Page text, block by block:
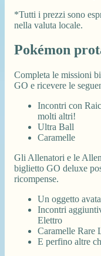
*Tutti i prezzi sono
nella valuta locale.
Pokémon
Completa le missioni
GO e ricevere le
Incontri con
molti altri!
Ultra Ball
Caramelle
Gli Allenatori e le
biglietto GO deluxe
ricompense.
Un oggetto
Incontri
Elettro
Caramelle Rare
E perfino altre